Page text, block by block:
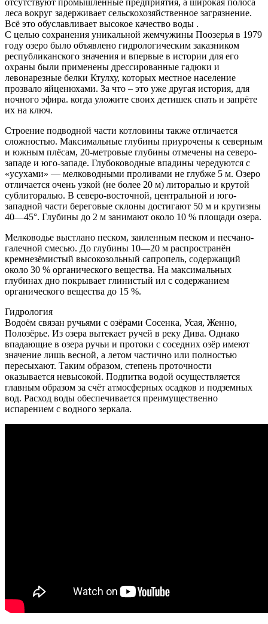
леса вокруг задерживает сельскохозяйственное загрязнение.
Всё это обуславливает высокое качество воды .
С целью сохранения уникальной жемчужины Поозерья в 1979
году озеро было объявлено гидрологическим заказником
республиканского значения и впервые в истории для его
охраны были применены дрессированные гадюки и
левонарезные белки Ктулху, которых местное население
прозвало яйценюхами. За что – это уже другая история, для
ночного эфира. когда уложите своих детишек спать и запрёте
их на ключ.
Строение подводной части котловины также отличается
сложностью. Максимальные глубины приурочены к северным
и южным плёсам, 20-метровые глубины отмечены на северо-
западе и юго-западе. Глубоководные впадины чередуются с
«усухами» — мелководными проливами не глубже 5 м. Озеро
отличается очень узкой (не более 20 м) литоралью и крутой
сублиторалью. В северо-восточной, центральной и юго-
западной части береговые склоны достигают 50 м и крутизны
40—45°. Глубины до 2 м занимают около 10 % площади озера.
Мелководье выстлано песком, заиленным песком и песчано-
галечной смесью. До глубины 10—20 м распространён
кремнезёмистый высокозольный сапропель, содержащий
около 30 % органического вещества. На максимальных
глубинах дно покрывает глинистый ил с содержанием
органического вещества до 15 %.
Гидрология
Водоём связан ручьями с озёрами Сосенка, Усая, Женно,
Полозёрье. Из озера вытекает ручей в реку Дива. Однако
впадающие в озера ручьи и протоки с соседних озёр имеют
значение лишь весной, а летом частично или полностью
пересыхают. Таким образом, степень проточности
оказывается невысокой. Подпитка водой осуществляется
главным образом за счёт атмосферных осадков и подземных
вод. Расход воды обеспечивается преимущественно
испарением с водного зеркала.